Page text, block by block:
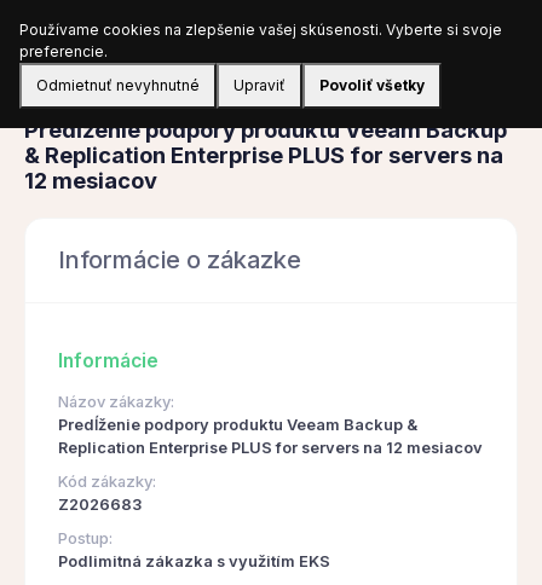
Prihlásiť sa
Obstarávanie
Predĺženie podpory produktu Veeam Backup
& Replication Enterprise PLUS for servers na
12 mesiacov
Informácie o zákazke
Informácie
Názov zákazky:
Predĺženie podpory produktu Veeam Backup &
Replication Enterprise PLUS for servers na 12 mesiacov
Kód zákazky:
Z2026683
Postup:
Podlimitná zákazka s využitím EKS
Používame cookies na zlepšenie vašej skúsenosti. Vyberte si svoje
preferencie.
Odmietnuť nevyhnutné
Upraviť Povoliť všetky